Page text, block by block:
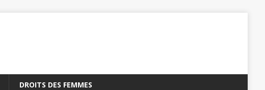
DROITS DES FEMMES